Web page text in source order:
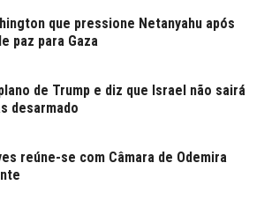
que pressione Netanyahu após
paz para Gaza
de Trump e diz que Israel não sairá
desarmado
reúne-se com Câmara de Odemira